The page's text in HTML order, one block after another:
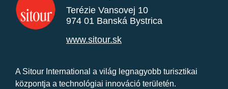
Terézie Vansovej 10
974 01 Banská Bystrica
www.sitour.sk
A Sitour International a világ legnagyobb turisztikai
központja a technológiai innováció területén.